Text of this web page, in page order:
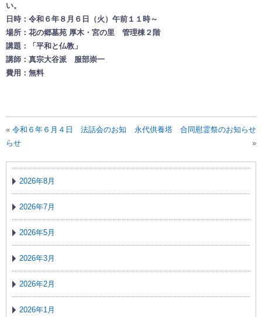
い。
日時：令和６年８月６ 日（火）午前１１時～
場所：花の郷墓苑 厚木・宮の里 管理棟２階
講題：「平和と仏教 」
講師：真宗大谷派 服部崇一
費用：無料
« 令和６年６月４日 法話会のお知
らせ
永代供養塔 合同慰霊祭のお知らせ
»
2026年8月
2026年7月
2026年5月
2026年3月
2026年2月
2026年1月